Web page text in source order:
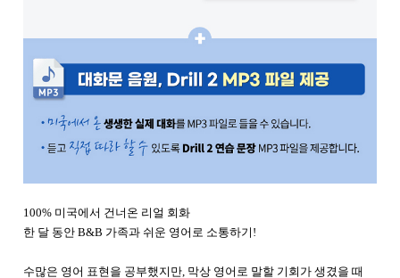
100% 미국에서 건너온 리얼 회화
한 달 동안 B&B 가족과 쉬운 영어로 소통하기!
수많은 영어 표현을 공부했지만, 막상 영어로 말할 기회가 생겼을 때